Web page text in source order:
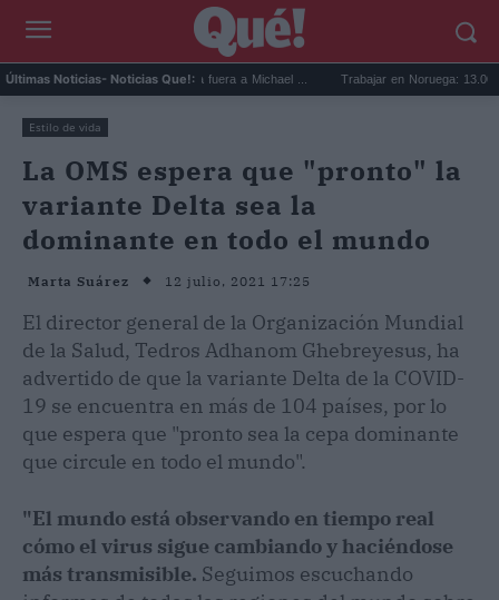
Últimas Noticias- Noticias Que!:
mejor quinteto: deja fuera a Michael ... Trabajar en Noruega: 13.000
Estilo de vida
La OMS espera que "pronto" la
variante Delta sea la
dominante en todo el mundo
Marta Suárez 12 julio, 2021 17:25
El director general de la Organización Mundial
de la Salud, Tedros Adhanom Ghebreyesus, ha
advertido de que la variante Delta de la COVID-
19 se encuentra en más de 104 países, por lo
que espera que "pronto sea la cepa dominante
que circule en todo el mundo".
"El mundo está observando en tiempo real
cómo el virus sigue cambiando y haciéndose
más transmisible. Seguimos escuchando